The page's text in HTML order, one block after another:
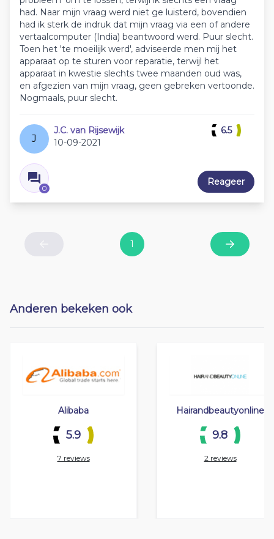
had. Naar mijn vraag werd niet ge luisterd, bovendien
had ik sterk de indruk dat mijn vraag via een of andere
vertaalcomputer (India) beantwoord werd. Puur slecht.
Toen het 'te moeilijk werd', adviseerde men mij het
apparaat op te sturen voor reparatie, terwijl het
apparaat in kwestie slechts twee maanden oud was,
en afgezien van mijn vraag, geen gebreken vertoonde.
Nogmaals, puur slecht.
J
J.C. van Rijsewijk
10-09-2021
0
6.5
Reageer
1 Next
Anderen bekeken ook
Alibaba
5.9
7 reviews
Hairandbeautyonline
9.8
2 reviews